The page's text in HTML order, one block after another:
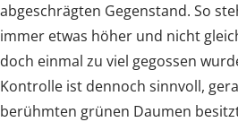
abgeschrägten Gegenstand. So
immer etwas höher und nicht
doch einmal zu viel gegossen
Kontrolle ist dennoch sinnvoll,
berühmten grünen Daumen